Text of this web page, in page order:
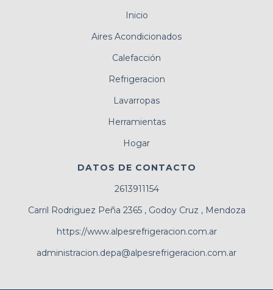
Inicio
Aires Acondicionados
Calefacción
Refrigeracion
Lavarropas
Herramientas
Hogar
DATOS DE CONTACTO
2613911154
Carril Rodriguez Peña 2365 , Godoy Cruz , Mendoza
https://www.alpesrefrigeracion.com.ar
administracion.depa@alpesrefrigeracion.com.ar